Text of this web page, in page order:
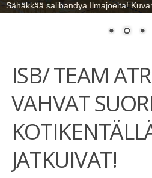
Sähäkkää salibandya Ilmajoelta!
ISB/ TEAM
VAHVAT
JATKUIVAT!